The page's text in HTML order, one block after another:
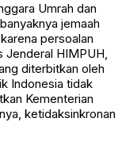
Umrah dan
jemaah
persoalan
Jenderal HIMPUH,
diterbitkan oleh
Indonesia tidak
Kementerian
ketidaksinkronan